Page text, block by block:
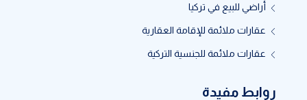
أراضي للبيع في تركيا
عقارات ملائمة للإقامة العقارية
عقارات ملائمة للجنسية التركية
روابط مفيدة